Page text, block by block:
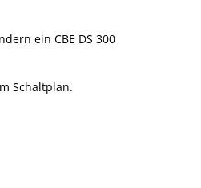
ein CBE DS 300
Schaltplan.